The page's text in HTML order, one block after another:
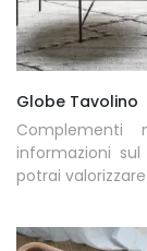
Globe Tavolino
informazioni
potrai